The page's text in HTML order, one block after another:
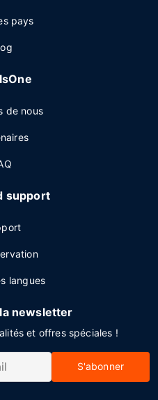
pays
de nous
support
langues
newsletter
et offres spéciales !
S'abonner